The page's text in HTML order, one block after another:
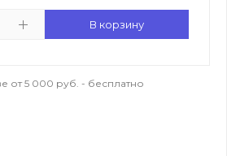
В корзину
от 5 000 руб. - бесплатно